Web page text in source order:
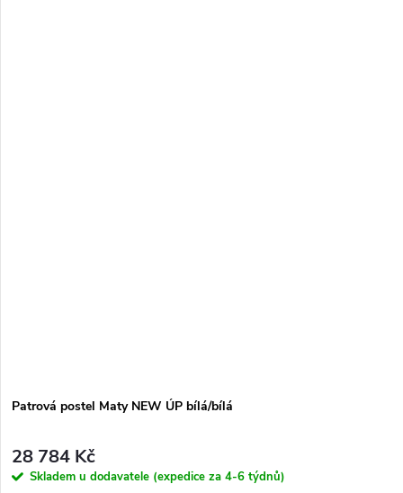
Patrová postel Maty NEW ÚP bílá/bílá
28 784 Kč
Skladem u dodavatele (expedice za 4-6 týdnů)